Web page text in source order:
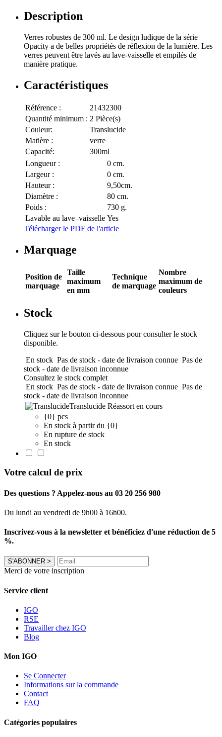
Description
Verres robustes de 300 ml. Le design ludique de la série
Opacity a de belles propriétés de réflexion de la lumière. Les
verres peuvent être lavés au lave-vaisselle et empilés de
manière pratique.
Caractéristiques
Référence :
21432300
Quantité minimum : 2 Pièce(s)
Couleur:
Translucide
Matière :
verre
Capacité:
300ml
Longueur :
0 cm.
Largeur :
0 cm.
Hauteur :
9,50cm.
Diamètre :
80 cm.
Poids :
730 g.
Lavable au lave–vaisselle Yes
Télécharger le PDF de l'article
Marquage
Position de
marquage
Taille
maximum
en mm
Technique
de marquage
Nombre
maximum de
couleurs
Stock
Cliquez sur le bouton ci-dessous pour consulter le stock
disponible.
En stock Pas de stock - date de livraison connue Pas de
stock - date de livraison inconnue
Consultez le stock complet
En stock Pas de stock - date de livraison connue Pas de
stock - date de livraison inconnue
Translucide Réassort en cours
{0} pcs
En stock à partir du {0}
En rupture de stock
En stock
Votre calcul de prix
Des questions ? Appelez-nous au 03 20 256 980
Du lundi au vendredi de 9h00 à 16h00.
Inscrivez-vous à la newsletter et bénéficiez d'une réduction de 5
%.
S'ABONNER >
Merci de votre inscription
Service client
IGO
RSE
Travailler chez IGO
Blog
Mon IGO
Se Connecter
Informations sur la commande
Contact
FAQ
Catégories populaires